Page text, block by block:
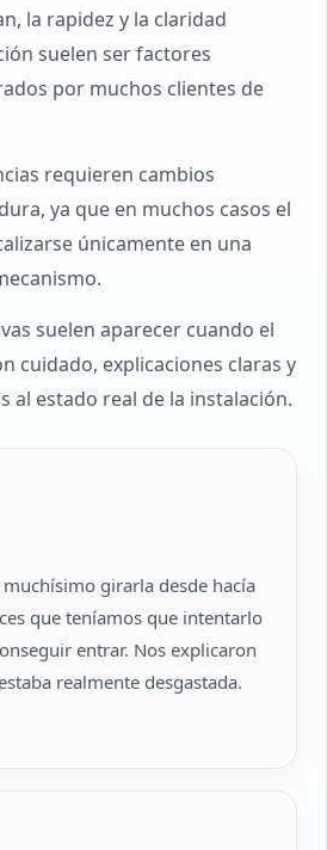
la rapidez y la claridad
suelen ser factores
por muchos clientes de
requieren cambios
ya que en muchos casos el
únicamente en una
suelen aparecer cuando el
cuidado, explicaciones claras y
al estado real de la instalación.
muchísimo girarla desde hacía
que teníamos que intentarlo
entrar. Nos explicaron
realmente desgastada.